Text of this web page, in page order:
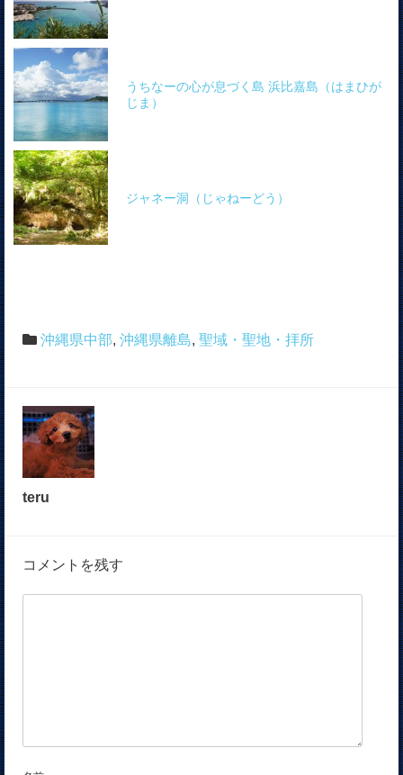
うちなーの心が息づく島 浜比嘉島（はまひが
じま）
ジャネー洞（じゃねーどう）
沖縄県中部, 沖縄県離島, 聖域・聖地・拝所
teru
コメントを残す